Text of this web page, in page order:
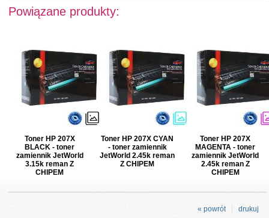
Powiązane produkty:
Toner HP 207X
BLACK - toner
zamiennik JetWorld
3.15k reman Z
CHIPEM
Toner HP 207X CYAN
- toner zamiennik
JetWorld 2.45k reman
Z CHIPEM
Toner HP 207X
MAGENTA - toner
zamiennik JetWorld
2.45k reman Z
CHIPEM
drukuj
« powrót